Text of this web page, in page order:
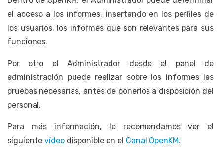
el acceso a los informes, insertando en los perfiles de
los usuarios, los informes que son relevantes para sus
funciones.
Por otro el Administrador desde el panel de
administración puede realizar sobre los informes las
pruebas necesarias, antes de ponerlos a disposición del
personal.
Para más información, le recomendamos ver el
siguiente vídeo disponible en el Canal OpenKM.